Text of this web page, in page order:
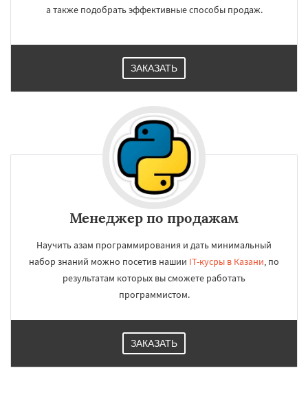
а также подобрать эффективные способы продаж.
ЗАКАЗАТЬ
Менеджер по продажам
Научить азам программирования и дать минимальный
набор знаний можно посетив нашии IT-кусры в Казани, по
результатам которых вы сможете работать
программистом.
ЗАКАЗАТЬ